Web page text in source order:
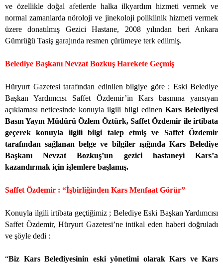
ve özellikle doğal afetlerde halka ilkyardım hizmeti vermek ve
normal zamanlarda nöroloji ve jinekoloji poliklinik hizmeti vermek
üzere donatılmış Gezici Hastane, 2008 yılından beri Ankara
Gümrüğü Tasiş garajında resmen çürümeye terk edilmiş.
Belediye Başkanı Nevzat Bozkuş Harekete Geçmiş
Hüryurt Gazetesi tarafından edinilen bilgiye göre ; Eski Belediye
Başkan Yardımcısı Saffet Özdemir’in Kars basınına yansıyan
açıklaması neticesinde konuyla ilgili bilgi edinen Kars Belediyesi
Basın Yayın Müdürü Özlem Öztürk, Saffet Özdemir ile irtibata
geçerek konuyla ilgili bilgi talep etmiş ve Saffet Özdemir
tarafından sağlanan belge ve bilgiler ışığında Kars Belediye
Başkanı Nevzat Bozkuş’un gezici hastaneyi Kars’a
kazandırmak için işlemlere başlamış.
Saffet Özdemir : “İşbirliğinden Kars Menfaat Görür”
Konuyla ilgili irtibata geçtiğimiz ; Belediye Eski Başkan Yardımcısı
Saffet Özdemir, Hüryurt Gazetesi’ne intikal eden haberi doğruladı
ve şöyle dedi :
“Biz Kars Belediyesinin eski yönetimi olarak Kars ve Kars